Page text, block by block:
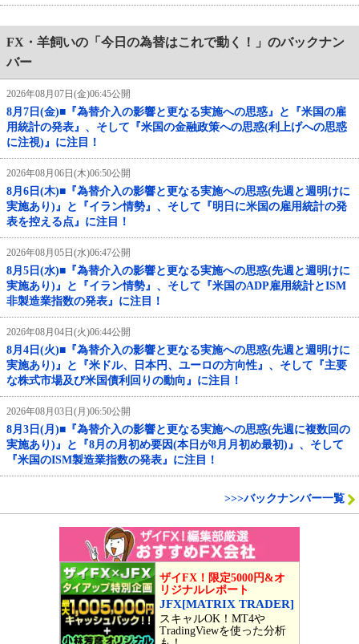
FX・羊飼いの「今日の為替はこれで動く！」のバックナン
バー
2026年08月07日(金)06:45公開
8月7日(金)■『為替介入の影響と更なる実施への思惑』と『米国の雇
用統計の発表』、そして『米国の金融政策への思惑(利上げへの思惑
に注視)』に注目！
2026年08月06日(木)06:50公開
8月6日(木)■『為替介入の影響と更なる実施への思惑(先週と週明けに
実施あり)』と『イラン情勢』、そして『明日に米国の雇用統計の発
表を控える点』に注目！
2026年08月05日(水)06:47公開
8月5日(水)■『為替介入の影響と更なる実施への思惑(先週と週明けに
実施あり)』と『イラン情勢』、そして『米国のADP雇用統計とISM
非製造業指数の発表』に注目！
2026年08月04日(火)06:44公開
8月4日(火)■『為替介入の影響と更なる実施への思惑(先週と週明けに
実施あり)』と『米ドル、日本円、ユーロの方向性』、そして『主要
な株式市場及び米国債利回りの動向』に注目！
2026年08月03日(月)06:50公開
8月3日(月)■『為替介入の影響と更なる実施への思惑(先週に複数回の
実施あり)』と『8月の月初め要因(本日が8月月初め最初)』、そして
『米国のISM製造業指数の発表』に注目！
>>>バックナンバー一覧
ザイFX！限定5000円&オ
リジナルレポート
JFX[MATRIX TRADER]
スキャルOK！MT4や
TradingViewを使った分析